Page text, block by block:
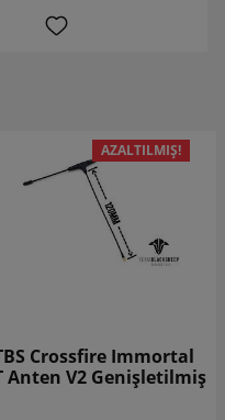
AZALTILMIŞ!
Crossfire Immortal
Anten V2 Genişletilmiş